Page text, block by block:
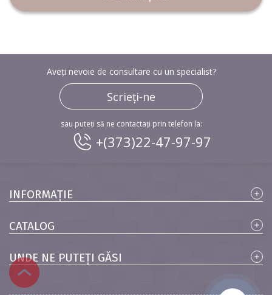
Aveți nevoie de consultare cu un specialist?
Scrieți-ne
sau puteți să ne contactați prin telefon la:
+(373)22-47-97-97
INFORMAȚIE
CATALOG
UNDE NE PUTEȚI GĂSI